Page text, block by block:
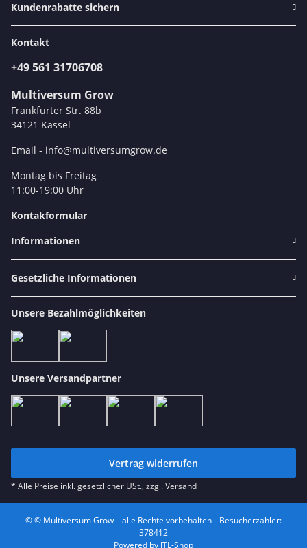
Kundenrabatte sichern
Kontakt
+49 561 31706708
Multiversum Grow
Frankfurter Str. 88b
34121 Kassel
Email - info@multiversumgrow.de
Montag bis Freitag
11:00-19:00 Uhr
Kontakformular
Informationen
Gesetzliche Informationen
Unsere Bezahlmöglichkeiten
Unsere Versandpartner
Vertrag widerrufen
* Alle Preise inkl. gesetzlicher USt., zzgl.Versand
© © Multiversum Grow – alle Rechte vorbehalten
Besucherzähler:
378412
Powered by JTL-Shop